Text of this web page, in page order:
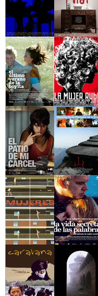
>The Labèque Way >José y Pilar
>El último verano de
la boyita
>La mujer rubia
>El patio de mi
cárcel
>Historias de las
montañas
>Serie mujeres
>La vida secreta de
las palabras